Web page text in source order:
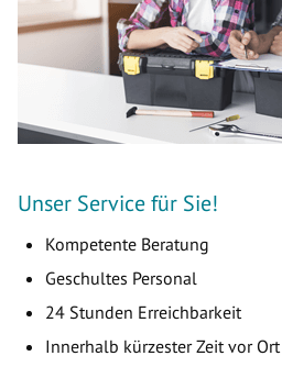
Unser Service für Sie!
Kompetente Beratung
Geschultes Personal
24 Stunden Erreichbarkeit
Innerhalb kürzester Zeit vor Ort